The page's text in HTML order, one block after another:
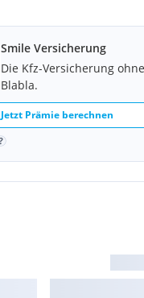
Smile Versicherung
Die Kfz-Versicherung ohne
Blabla.
Jetzt Prämie berechnen